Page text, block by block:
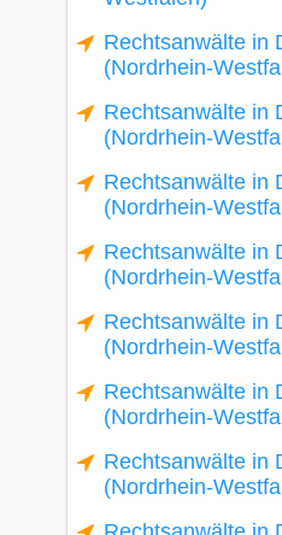
Rechtsanwälte in
(Nordrhein-
Rechtsanwälte in
(Nordrhein-
Rechtsanwälte in
(Nordrhein-
Rechtsanwälte in
(Nordrhein-
Rechtsanwälte in
(Nordrhein-
Rechtsanwälte in
(Nordrhein-
Rechtsanwälte in
(Nordrhein-